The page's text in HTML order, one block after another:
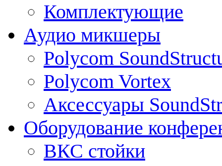
Комплектующие
Аудио микшеры
Polycom
Polycom Vortex
Аксессуары
Оборудование
ВКС стойки